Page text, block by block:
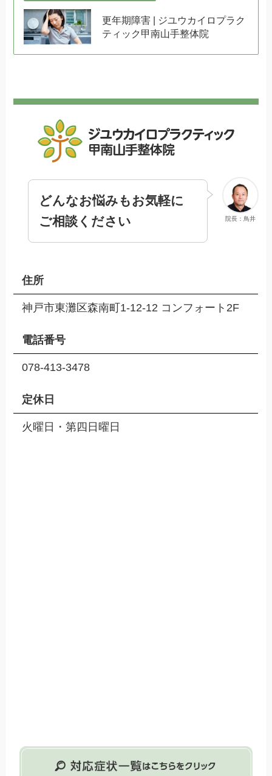
更年期障害 | ジユウカイロプラク
ティック甲南山手整体院
院長：鳥井
どんなお悩みもお気軽に
ご相談ください
住所
神戸市東灘区森南町1-12-12 コンフォート2F
電話番号
078-413-3478
定休日
火曜日・第四日曜日